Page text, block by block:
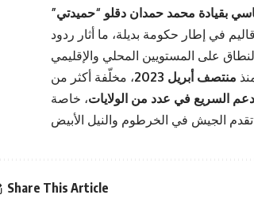
بقيادة محمد حمدان دقلو “حميدتي”
في إطار حكومة بديلة، ما أثار ردود
منتصف أبريل 2023
، مخلّفة أكثر من
السريع في عدد من الولايات، خاصة
Share This Article